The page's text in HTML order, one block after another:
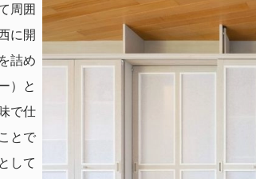
周囲
に開
詰め
）と
で仕
とで
して